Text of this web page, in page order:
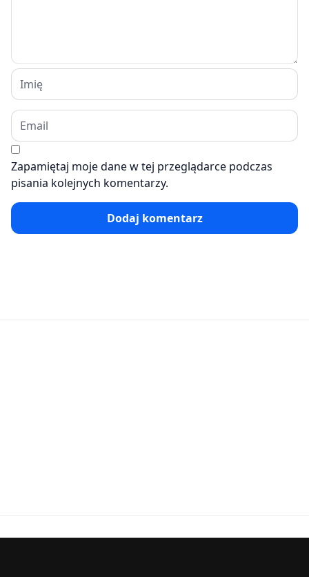
Zapamiętaj moje dane w tej przeglądarce podczas
pisania kolejnych komentarzy.
Dodaj komentarz